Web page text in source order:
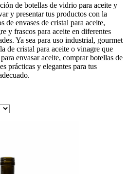
de botellas de vidrio para aceite y
y presentar tus productos con la
de envases de cristal para aceite,
y frascos para aceite en diferentes
Ya sea para uso industrial, gourmet
de cristal para aceite o vinagre que
envasar aceite, comprar botellas de
prácticas y elegantes para tus